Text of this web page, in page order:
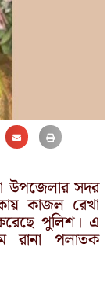
উপজেলার সদর
কাজল রেখা
পুলিশ। এ
রানা পলাতক